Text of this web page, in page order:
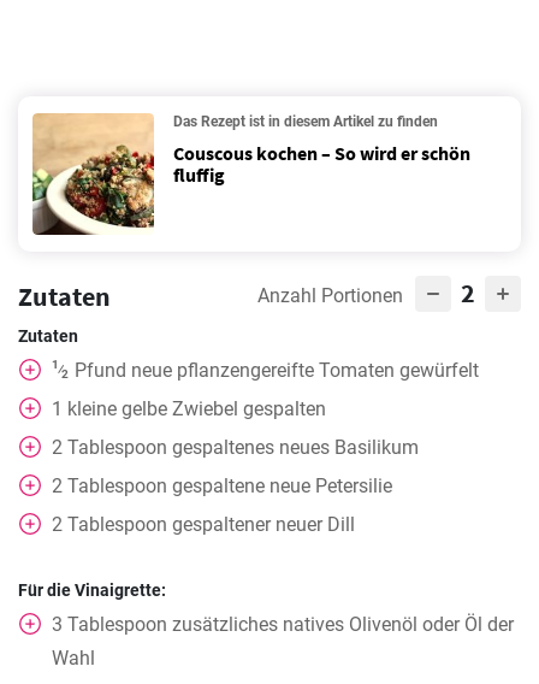
Das Rezept ist in diesem Artikel zu finden
Couscous kochen – So wird er schön
fluffig
Zutaten Anzahl Portionen 2
Zutaten
1⁄2
Pfund neue pflanzengereifte Tomaten gewürfelt
1 kleine gelbe Zwiebel gespalten
2 Tablespoon gespaltenes neues Basilikum
2 Tablespoon gespaltene neue Petersilie
2 Tablespoon gespaltener neuer Dill
Für die Vinaigrette:
3 Tablespoon zusätzliches natives Olivenöl oder Öl der
Wahl